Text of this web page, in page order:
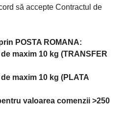
să accepte Contractul de
POSTA ROMANA:
maxim 10 kg (TRANSFER
maxim 10 kg (PLATA
valoarea comenzii >250